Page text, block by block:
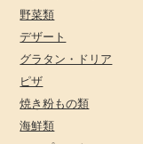
野菜類
デザート
グラタン・ドリア
ピザ
焼き粉もの類
海鮮類